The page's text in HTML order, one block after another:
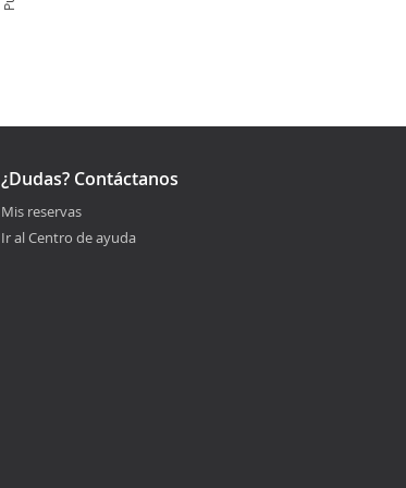
¿Dudas? Contáctanos
Mis reservas
Ir al Centro de ayuda